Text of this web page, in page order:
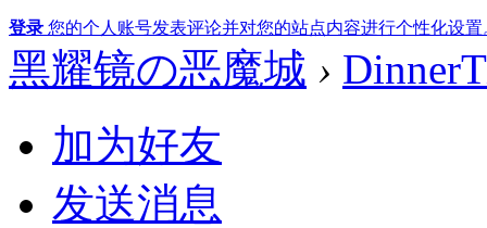
登录 您的个人账号发表评论并对您的站点内容进行个性化设置
黑耀镜の恶魔城 ›
加为好友
发送消息